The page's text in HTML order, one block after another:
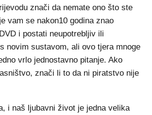
znači da nemate ono što ste
vam se nakon10 godina znao
i postati neupotrebljiv ili
novim sustavom, ali ovo tjera mnoge
vrlo jednostavno pitanje. Ako
znači li to da ni piratstvo nije
i naš ljubavni život je jedna velika